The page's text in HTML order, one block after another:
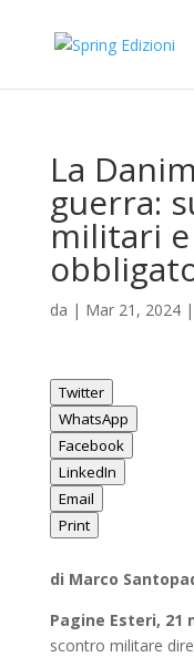
La
guerra:
militari
da | Mar 21, 2024|
Twitter
WhatsApp
Facebook
LinkedIn
Email
Print
di Marco
Pagine Esteri, 21
scontro militare